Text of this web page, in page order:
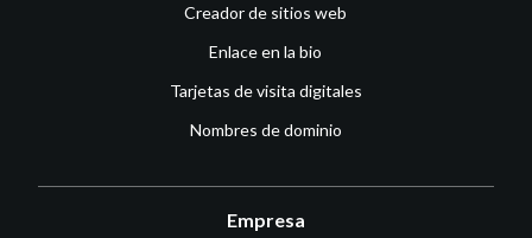
Creador de sitios web
Enlace en la bio
Tarjetas de visita digitales
Nombres de dominio
Empresa